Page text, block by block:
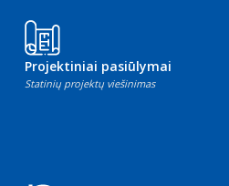
Projektiniai pasiūlymai
Statinių projektų viešinimas